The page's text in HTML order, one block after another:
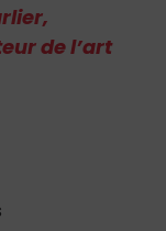
de l’art